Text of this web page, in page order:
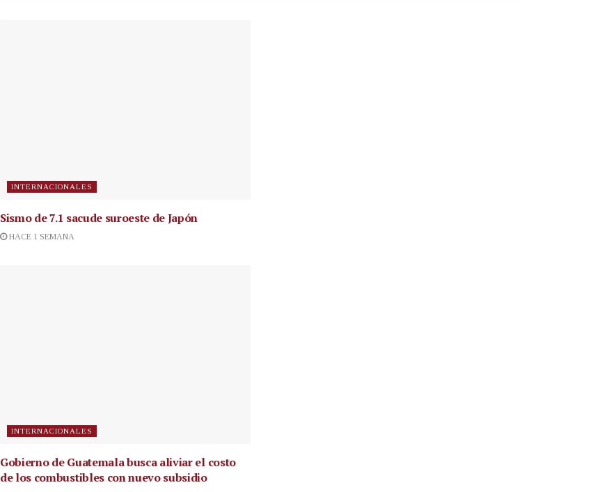
INTERNACIONALES
Sismo de 7.1 sacude suroeste de Japón
HACE 1 SEMANA
INTERNACIONALES
Gobierno de Guatemala busca aliviar el costo
de los combustibles con nuevo subsidio